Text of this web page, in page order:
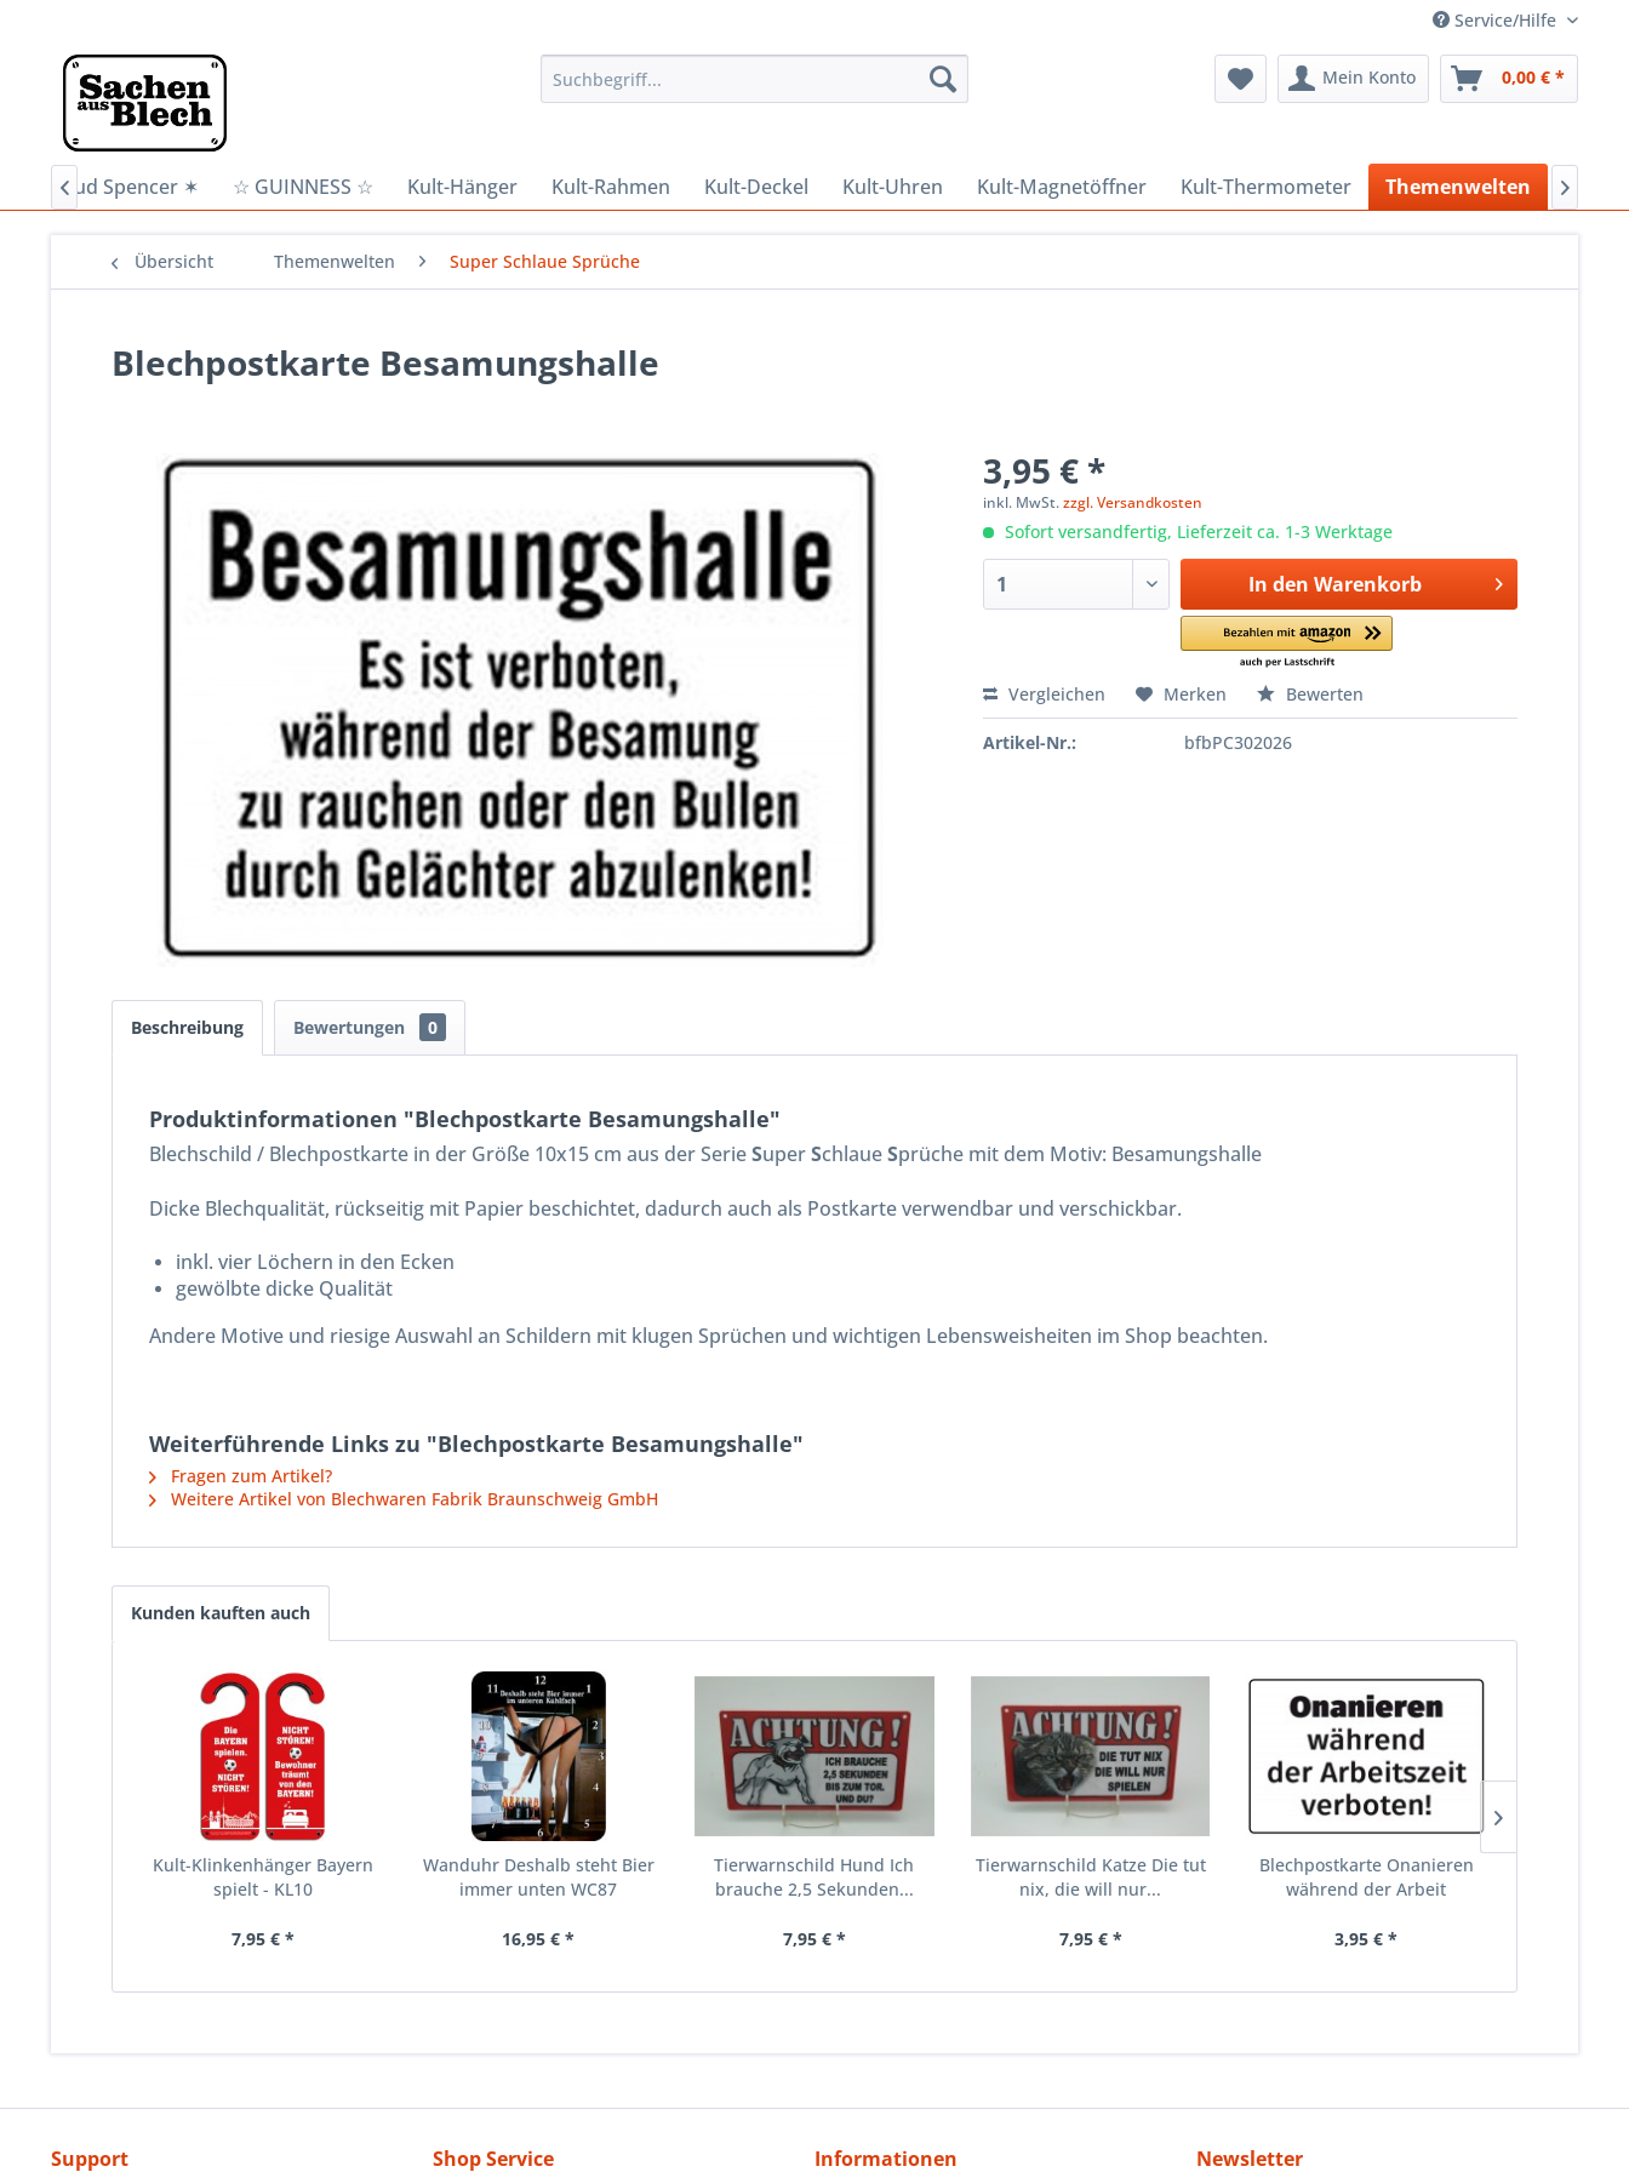
Service/Hilfe
Mein Konto 0,00 € *
✶ Bud Spencer ✶ ☆ GUINNESS ☆ Kult-Hänger Kult-Rahmen Kult-Deckel Kult-Uhren Kult-Magnetöffner Kult-Thermometer Themenwelten
 
Übersicht Themenwelten Super Schlaue Sprüche
Blechpostkarte Besamungshalle
3,95 € *
inkl. MwSt.zzgl. Versandkosten
Sofort versandfertig, Lieferzeit ca. 1-3 Werktage
In den Warenkorb
Vergleichen Merken Bewerten
Artikel-Nr.: bfbPC302026
Beschreibung Bewertungen 0
Produktinformationen "Blechpostkarte Besamungshalle"
Blechschild / Blechpostkarte in der Größe 10x15 cm aus der SerieSuperSchlaueSprüche mit dem Motiv: Besamungshalle
Dicke Blechqualität, rückseitig mit Papier beschichtet, dadurch auch als Postkarte verwendbar und verschickbar.
inkl. vier Löchern in den Ecken
gewölbte dicke Qualität
Andere Motive und riesige Auswahl an Schildern mit klugen Sprüchen und wichtigen Lebensweisheiten im Shop beachten.
Weiterführende Links zu "Blechpostkarte Besamungshalle"
Fragen zum Artikel?
Weitere Artikel von Blechwaren Fabrik Braunschweig GmbH
Kunden kauften auch
Kult-Klinkenhänger Bayern
spielt - KL10
7,95 € *
Wanduhr Deshalb steht Bier
immer unten WC87
16,95 € *
Tierwarnschild Hund Ich
brauche 2,5 Sekunden...
7,95 € *
Tierwarnschild Katze Die tut
nix, die will nur...
7,95 € *
Blechpostkarte Onanieren
während der Arbeit
3,95 € *
Support Shop Service Informationen Newsletter